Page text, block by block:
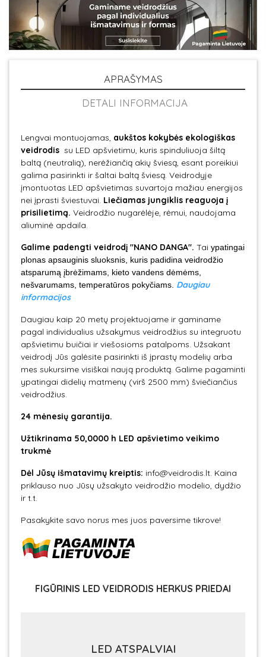
APRAŠYMAS
DETALI INFORMACIJA
Lengvai montuojamas, aukštos kokybės ekologiškas
veidrodis su LED apšvietimu, kuris spinduliuoja šiltą
baltą (neutralią), nerėžiančią akių šviesą, esant poreikiui
galima pasirinkti ir šaltai baltą šviesą. Veidrodyje
įmontuotas LED apšvietimas suvartoja mažiau energijos
nei įprasti šviestuvai. Liečiamas jungiklis reaguoja į
prisilietimą. Veidrodžio nugarėlėje, rėmui, naudojama
aliuminė apdaila.
Galime padengti veidrodį "NANO DANGA". Tai ypatingai
plonas apsauginis sluoksnis, kuris padidina veidrodžio
atsparumą įbrėžimams, kieto vandens dėmėms,
nešvarumams, temperatūros pokyčiams. Daugiau
informacijos
Daugiau kaip 20 metų projektuojame ir gaminame
pagal individualius užsakymus veidrodžius su integruotu
apšvietimu buičiai ir viešosioms patalpoms. Užsakant
veidrodį Jūs galėsite pasirinkti iš įprastų modelių arba
mes sukursime visiškai naują produktą. Galime pagaminti
ypatingai didelių matmenų (virš 2500 mm) šviečiančius
veidrodžius.
24 mėnesių garantija.
Užtikrinama 50,0000 h LED apšvietimo veikimo
trukmė
Dėl Jūsų išmatavimų kreiptis: info@veidrodis.lt. Kaina
priklauso nuo Jūsų užsakyto veidrodžio modelio, dydžio
ir t.t.
Pasakykite savo norus mes juos paversime tikrove!
FIGŪRINIS LED VEIDRODIS HERKUS PRIEDAI
LED ATSPALVIAI